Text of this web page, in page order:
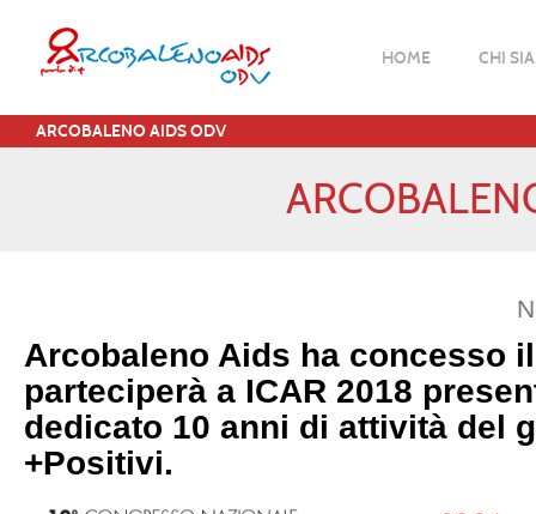
HOME CHI
ARCOBALENO AIDS ODV
Arcobaleno Aids ha concesso
parteciperà a ICAR 2018
dedicato 10 anni di attività del
+Positivi.